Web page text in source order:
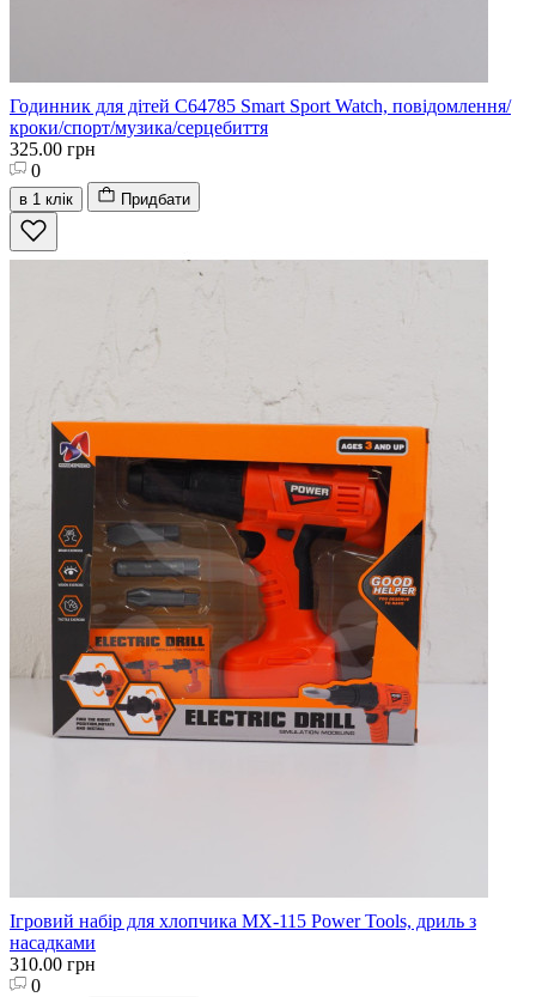
Годинник для дітей C64785 Smart Sport Watch, повідомлення/
кроки/спорт/музика/серцебиття
325.00 грн
0
в 1 клік Придбати
Ігровий набір для хлопчика MX-115 Power Tools, дриль з
насадками
310.00 грн
0